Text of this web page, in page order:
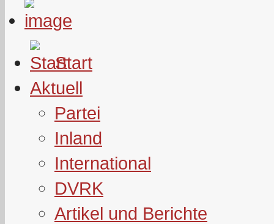
Start
Aktuell
Partei
Inland
International
DVRK
Artikel und Berichte